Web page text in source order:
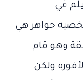
في
جواهر هي
وهو قام
ولكن